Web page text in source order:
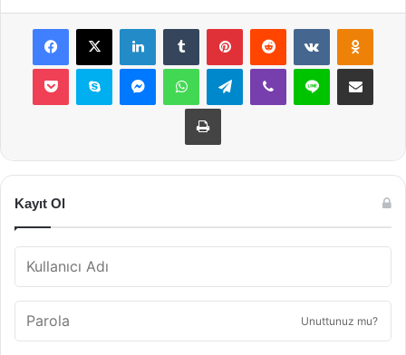
Facebook
X LinkedInTumblr PinterestReddit VKontakte
Pocket Skype MessengerWhatsAppTelegramViber Line E-Posta ile
Yazdır
Kayıt Ol
Unuttunuz mu?